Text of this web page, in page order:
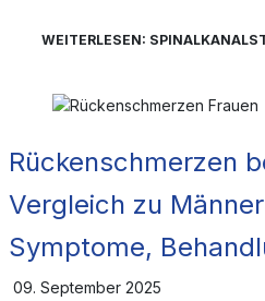
WEITERLESEN:
Rückenschmerzen
Vergleich zu
Symptome,
09. September 2025